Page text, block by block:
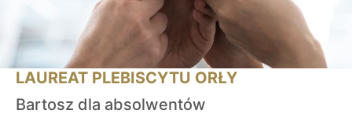
LAUREAT PLEBISCYTU ORŁY
Bartosz dla absolwentów